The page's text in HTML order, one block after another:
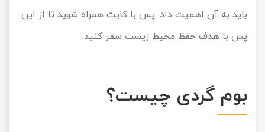
باید به آن اهمیت داد. پس با کایت همراه شوید تا از این
پس با هدف حفظ محیط زیست سفر کنید.
بوم گردی چیست؟
تور کاشان
تور ترکمن صحرا